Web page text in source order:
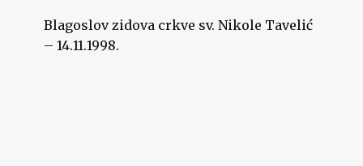
Blagoslov zidova crkve sv. Nikole Tavelić
– 14.11.1998.